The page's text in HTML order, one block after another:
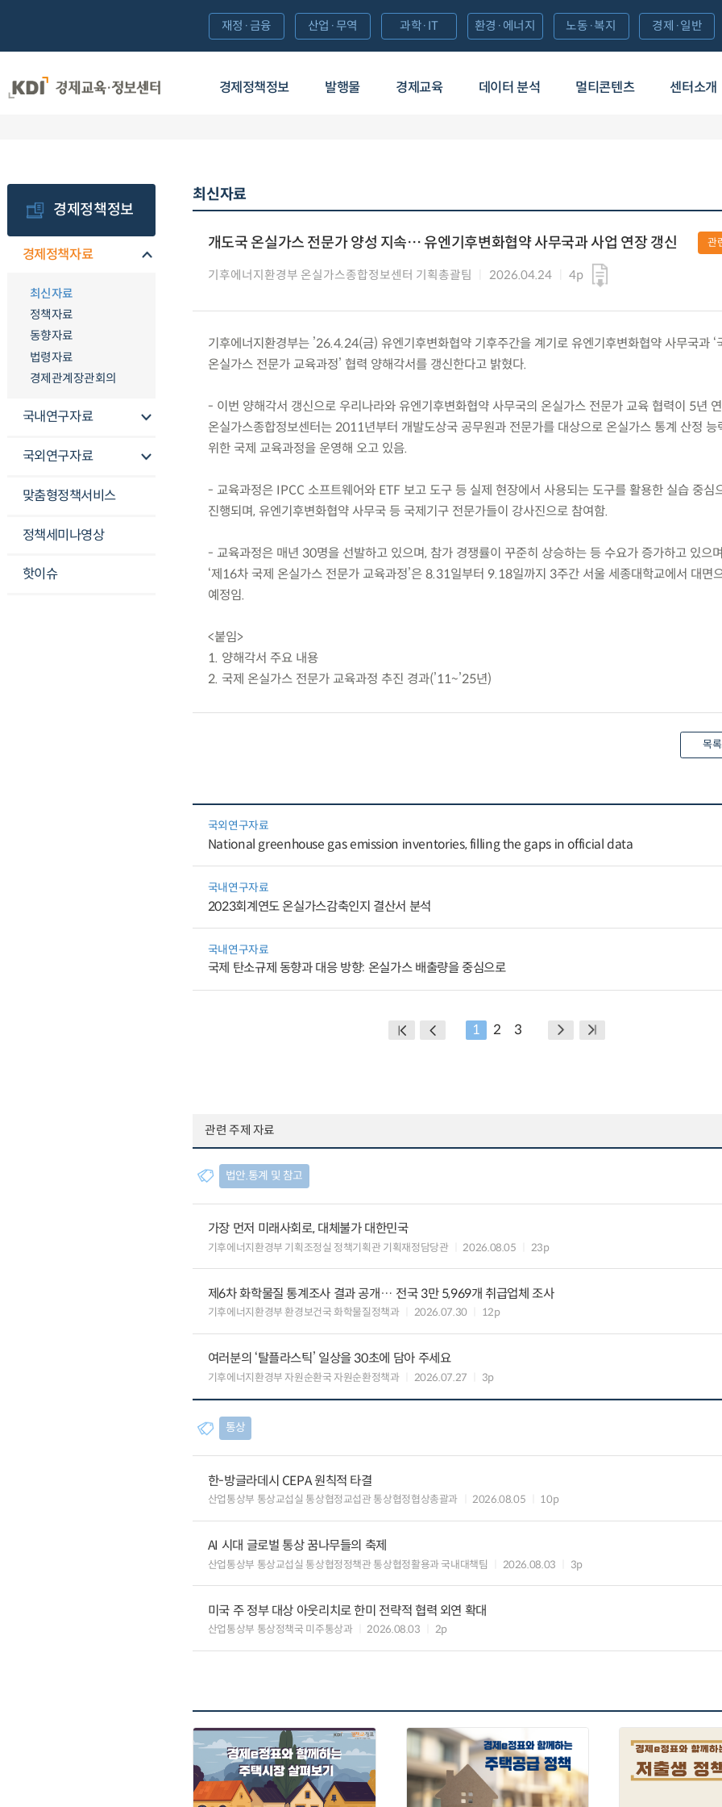
경제정책정보 발행물 경제교육 데이터 분석 멀티콘텐츠 센터소개
재정·금융 산업·무역 과학·IT 환경·에너지 노동·복지 경제·일반
경제정책정보
경제정책자료
최신자료
정책자료
동향자료
법령자료
경제관계장관회의
국내연구자료
국외연구자료
맞춤형정책서비스
정책세미나영상
핫이슈
최신자료
개도국 온실가스 전문가 양성 지속… 유엔기후변화협약 사무국과 사업 연장 갱신
기후에너지환경부 온실가스종합정보센터 기획총괄팀 2026.04.24 4p
관
기후에너지환경부는 ’26.4.24(금) 유엔기후변화협약 기후주간을 계기로 유엔기후변화협약 사무국과 ‘
온실가스 전문가 교육과정’ 협력 양해각서를 갱신한다고 밝혔다.
- 이번 양해각서 갱신으로 우리나라와 유엔기후변화협약 사무국의 온실가스 전문가 교육 협력이 5년
온실가스종합정보센터는 2011년부터 개발도상국 공무원과 전문가를 대상으로 온실가스 통계 산정 능
위한 국제 교육과정을 운영해 오고 있음.
- 교육과정은 IPCC 소프트웨어와 ETF 보고 도구 등 실제 현장에서 사용되는 도구를 활용한 실습 중심
진행되며, 유엔기후변화협약 사무국 등 국제기구 전문가들이 강사진으로 참여함.
- 교육과정은 매년 30명을 선발하고 있으며, 참가 경쟁률이 꾸준히 상승하는 등 수요가 증가하고 있으
‘제16차 국제 온실가스 전문가 교육과정’은 8.31일부터 9.18일까지 3주간 서울 세종대학교에서 대면
예정임.
<붙임>
1. 양해각서 주요 내용
2. 국제 온실가스 전문가 교육과정 추진 경과(’11~’25년)
목록
국외연구자료
National greenhouse gas emission inventories, filling the gaps in official data
국내연구자료
2023회계연도 온실가스감축인지 결산서 분석
국내연구자료
국제 탄소규제 동향과 대응 방향: 온실가스 배출량을 중심으로
1 2 3
관련 주제 자료
법안.통계 및 참고
가장 먼저 미래사회로, 대체불가 대한민국
기후에너지환경부 기획조정실 정책기획관 기획재정담당관 2026.08.05 23p
제6차 화학물질 통계조사 결과 공개… 전국 3만 5,969개 취급업체 조사
기후에너지환경부 환경보건국 화학물질정책과 2026.07.30 12p
여러분의 ‘탈플라스틱’ 일상을 30초에 담아 주세요
기후에너지환경부 자원순환국 자원순환정책과 2026.07.27 3p
통상
한-방글라데시 CEPA 원칙적 타결
산업통상부 통상교섭실 통상협정교섭관 통상협정협상총괄과 2026.08.05 10p
AI 시대 글로벌 통상 꿈나무들의 축제
산업통상부 통상교섭실 통상협정정책관 통상협정활용과 국내대책팀 2026.08.03 3p
미국 주 정부 대상 아웃리치로 한미 전략적 협력 외연 확대
산업통상부 통상정책국 미주통상과 2026.08.03 2p